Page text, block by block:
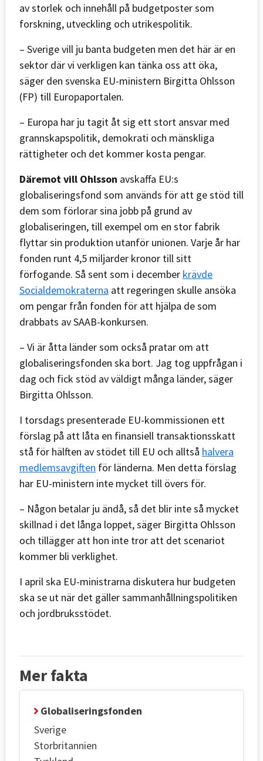
av storlek och innehåll på budgetposter som
forskning, utveckling och utrikespolitik.
– Sverige vill ju banta budgeten men det här är en
sektor där vi verkligen kan tänka oss att öka,
säger den svenska EU-ministern Birgitta Ohlsson
(FP) till Europaportalen.
– Europa har ju tagit åt sig ett stort ansvar med
grannskapspolitik, demokrati och mänskliga
rättigheter och det kommer kosta pengar.
Däremot vill Ohlsson avskaffa EU:s
globaliseringsfond som används för att ge stöd till
dem som förlorar sina jobb på grund av
globaliseringen, till exempel om en stor fabrik
flyttar sin produktion utanför unionen. Varje år har
fonden runt 4,5 miljarder kronor till sitt
förfogande. Så sent som i december krävde
Socialdemokraterna att regeringen skulle ansöka
om pengar från fonden för att hjälpa de som
drabbats av SAAB-konkursen.
– Vi är åtta länder som också pratar om att
globaliseringsfonden ska bort. Jag tog uppfrågan i
dag och fick stöd av väldigt många länder, säger
Birgitta Ohlsson.
I torsdags presenterade EU-kommissionen ett
förslag på att låta en finansiell transaktionsskatt
stå för hälften av stödet till EU och alltså halvera
medlemsavgiften för länderna. Men detta förslag
har EU-ministern inte mycket till övers för.
– Någon betalar ju ändå, så det blir inte så mycket
skillnad i det långa loppet, säger Birgitta Ohlsson
och tillägger att hon inte tror att det scenariot
kommer bli verklighet.
I april ska EU-ministrarna diskutera hur budgeten
ska se ut när det gäller sammanhållningspolitiken
och jordbruksstödet.
Mer fakta
Globaliseringsfonden
Sverige
Storbritannien